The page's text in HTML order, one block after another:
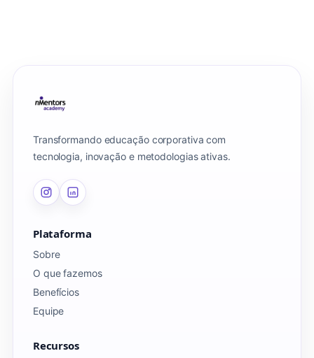
Transformando educação corporativa com
tecnologia, inovação e metodologias ativas.
Plataforma
Sobre
O que fazemos
Benefícios
Equipe
Recursos